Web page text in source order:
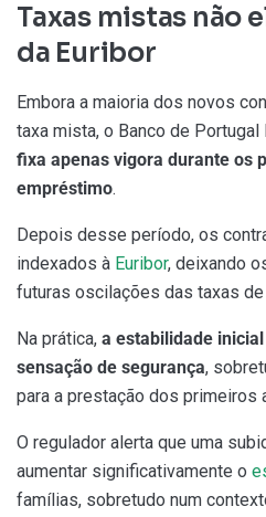
Taxas mistas não
da Euribor
Embora a maioria dos novos
taxa mista, o Banco de Portugal
fixa apenas vigora durante os
empréstimo.
Depois desse período, os
indexados à Euribor, deixando
futuras oscilações das taxas de
Na prática, a estabilidade
sensação de segurança,
para a prestação dos primeiros
O regulador alerta que uma
aumentar significativamente o
famílias, sobretudo num